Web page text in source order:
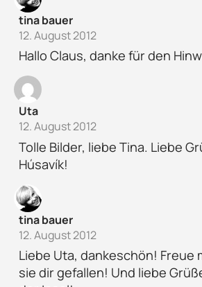
tina bauer
12. August 2012
Hallo Claus, danke für den
Uta
12. August 2012
Tolle Bilder, liebe Tina. Liebe
Húsavík!
tina bauer
12. August 2012
Liebe Uta, dankeschön! Freue
sie dir gefallen! Und liebe